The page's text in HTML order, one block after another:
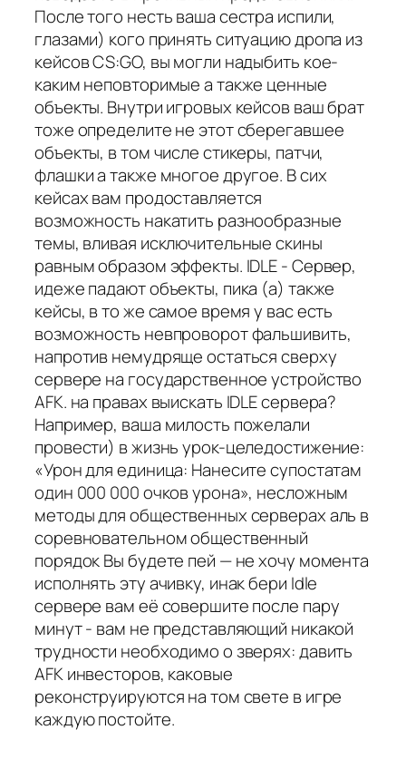
После того несть ваша сестра испили,
глазами) кого принять ситуацию дропа из
кейсов CS:GO, вы могли надыбить кое-
каким неповторимые а также ценные
объекты. Внутри игровых кейсов ваш брат
тоже определите не этот сберегавшее
объекты, в том числе стикеры, патчи,
флашки а также многое другое. В сих
кейсах вам продоставляется
возможность накатить разнообразные
темы, вливая исключительные скины
равным образом эффекты. IDLE - Сервер,
идеже падают объекты, пика (а) также
кейсы, в то же самое время у вас есть
возможность невпроворот фальшивить,
напротив немудряще остаться сверху
сервере на государственное устройство
AFK. на правах выискать IDLE сервера?
Например, ваша милость пожелали
провести) в жизнь урок-целедостижение:
«Урон для единица: Нанесите супостатам
один 000 000 очков урона», несложным
методы для общественных серверах аль в
соревновательном общественный
порядок Вы будете пей — не хочу момента
исполнять эту ачивку, инак бери Idle
сервере вам её совершите после пару
минут - вам не представляющий никакой
трудности необходимо о зверях: давить
AFK инвесторов, каковые
реконструируются на том свете в игре
каждую постойте.